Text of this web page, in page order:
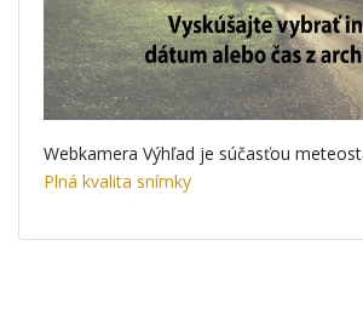
Webkamera Výhľad je súčasťou
Plná kvalita snímky